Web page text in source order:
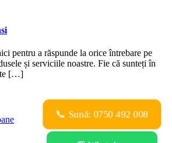
pentru a răspunde la orice întrebare pe
și serviciile noastre. Fie că sunteți în
[…]
📞 Sună: 0750 492 008